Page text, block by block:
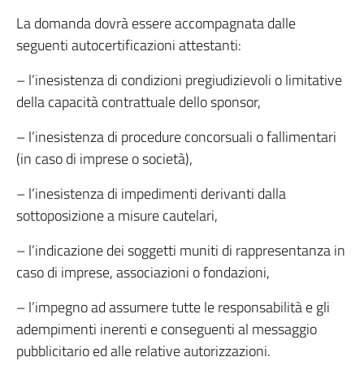
La domanda dovrà essere accompagnata dalle
seguenti autocertificazioni attestanti:
– l’inesistenza di condizioni pregiudizievoli o limitative
della capacità contrattuale dello sponsor,
– l’inesistenza di procedure concorsuali o fallimentari
(in caso di imprese o società),
– l’inesistenza di impedimenti derivanti dalla
sottoposizione a misure cautelari,
– l’indicazione dei soggetti muniti di rappresentanza in
caso di imprese, associazioni o fondazioni,
– l’impegno ad assumere tutte le responsabilità e gli
adempimenti inerenti e conseguenti al messaggio
pubblicitario ed alle relative autorizzazioni.